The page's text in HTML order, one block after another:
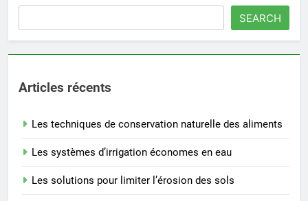
SEARCH
Articles récents
Les techniques de conservation naturelle des aliments
Les systèmes d’irrigation économes en eau
Les solutions pour limiter l’érosion des sols